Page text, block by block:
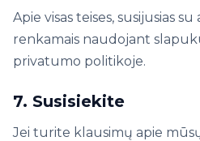
Apie visas teises, susijusias
renkamais naudojant
privatumo politikoje.
7. Susisiekite
Jei turite klausimų apie